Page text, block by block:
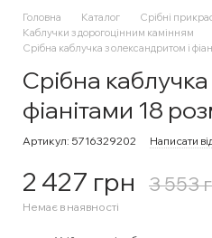
Головна Каталог Срібні
Каблучки з дорогоцінним камінням
Срібна каблучка з олександритом і
Срібна
фіанітами 18
Артикул: 5716329202 Написати
2 427 грн 3 553
Немає в наявності